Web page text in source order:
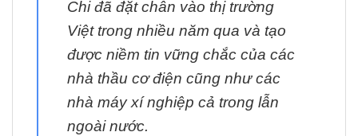
Chi đã đặt chân vào thị trường
Việt trong nhiều năm qua và tạo
được niềm tin vững chắc của các
nhà thầu cơ điện cũng như các
nhà máy xí nghiệp cả trong lẫn
ngoài nước.